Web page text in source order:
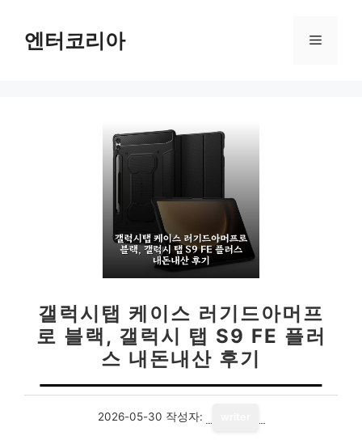
엔터코리아 메
갤럭시탭 케이스 러기드아머프
로 블랙, 갤럭시 탭 S9 FE 플러
스 내돈내산 후기
2026-05-30 작성자: